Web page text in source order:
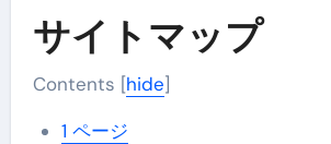
サイトマップ
Contents [hide]
1 ページ